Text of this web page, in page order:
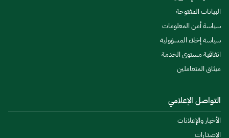
البيانات المفتوحة
سياسة أمن المعلومات
سياسة إخلاء المسؤولية
اتفاقية مستوى الخدمة
ميثاق المتعاملين
التواصل الإعلامي
الأخبار والإعلانات
الإصدارات